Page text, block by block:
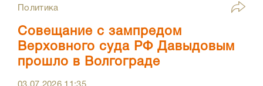
Политика
Совещание с зампредом
Верховного суда РФ Давыдовым
прошло в Волгограде